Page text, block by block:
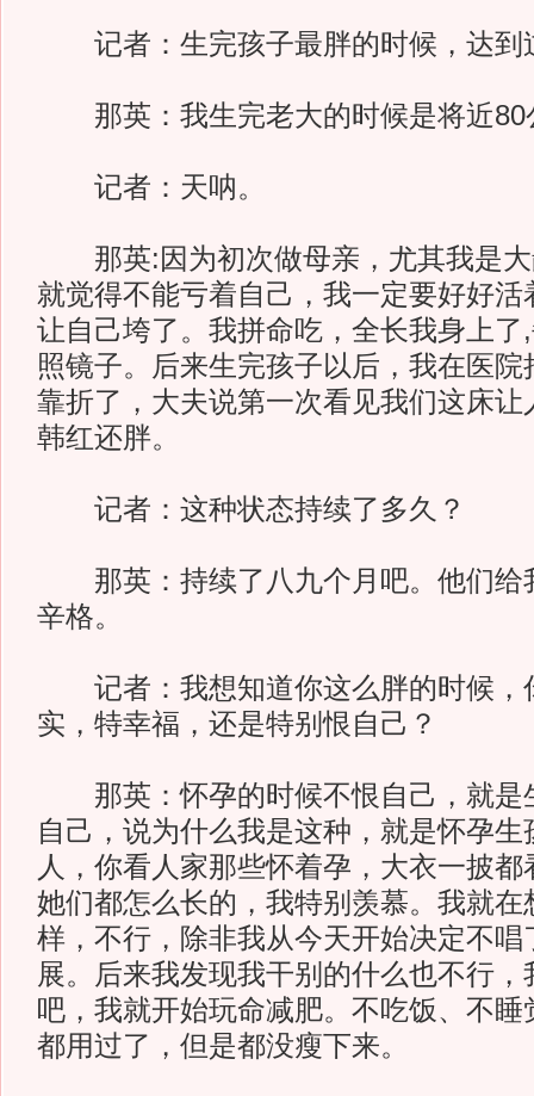
记者：生完孩子最胖的时候，达到
那英：我生完老大的时候是将近80
记者：天呐。
那英:因为初次做母亲，尤其我是大
就觉得不能亏着自己，我一定要好好活
让自己垮了。我拼命吃，全长我身上
照镜子。后来生完孩子以后，我在医
靠折了，大夫说第一次看见我们这床让
韩红还胖。
记者：这种状态持续了多久？
那英：持续了八九个月吧。他们给
辛格。
记者：我想知道你这么胖的时候，
实，特幸福，还是特别恨自己？
那英：怀孕的时候不恨自己，就是
自己，说为什么我是这种，就是怀孕生
人，你看人家那些怀着孕，大衣一披
她们都怎么长的，我特别羡慕。我就在
样，不行，除非我从今天开始决定不唱
展。后来我发现我干别的什么也不行
吧，我就开始玩命减肥。不吃饭、不睡
都用过了，但是都没瘦下来。